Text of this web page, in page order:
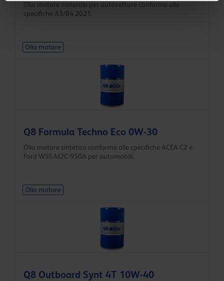
Olio motore minerale per autovetture conforme alle
specifiche A3/B4 2021.
Olio motore
Q8 Formula Techno Eco 0W-30
Olio motore sintetico conforme alle specifiche ACEA C2 e
Ford WSS-M2C-950A per automobili.
Olio motore
Q8 Outboard Synt 4T 10W-40